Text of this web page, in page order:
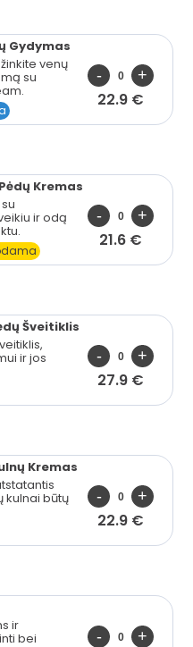
Gydymas
venų
su
22.9 €
Kremas
ir odą
21.6 €
Šveitiklis
ir jos
27.9 €
Kremas
kulnai būtų
22.9 €
ir
bei